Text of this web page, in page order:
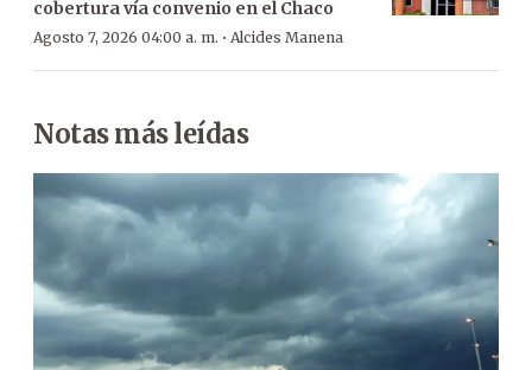
cobertura vía convenio en el Chaco
Agosto 7, 2026 04:00 a. m. · Alcides Manena
Notas más leídas